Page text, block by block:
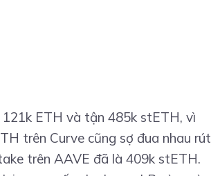
ETH và tận 485k stETH, vì
trên Curve cũng sợ đua nhau rút
trên AAVE đã là 409k stETH.